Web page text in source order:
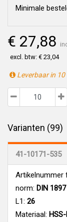
Minimale
€ 27,88
excl. btw: € 23,04
Leverbaar in
Varianten (99)
41-10171-535
Artikelnummer
norm: DIN 1897
L1: 26
Materiaal: HSS-